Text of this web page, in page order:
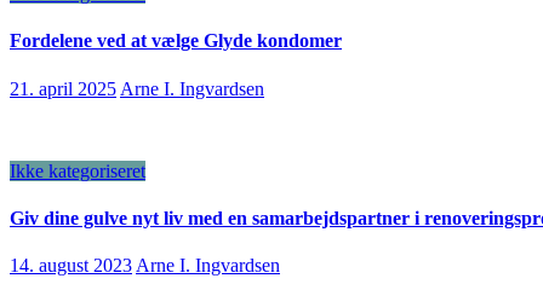
Fordelene ved at vælge Glyde kondomer
21. april 2025 Arne I. Ingvardsen
Ikke kategoriseret
Giv dine gulve nyt liv med en samarbejdspartner i
14. august 2023 Arne I. Ingvardsen